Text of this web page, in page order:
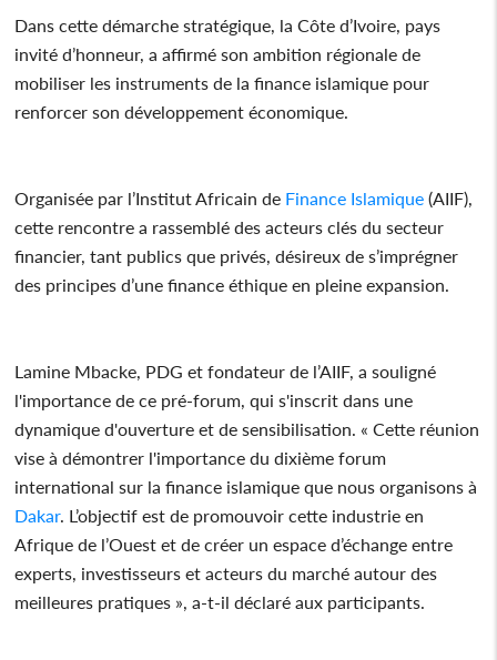
Dans cette démarche stratégique, la Côte d’Ivoire, pays
invité d’honneur, a affirmé son ambition régionale de
mobiliser les instruments de la finance islamique pour
renforcer son développement économique.
Organisée par l’Institut Africain de Finance Islamique (AIIF),
cette rencontre a rassemblé des acteurs clés du secteur
financier, tant publics que privés, désireux de s’imprégner
des principes d’une finance éthique en pleine expansion.
Lamine Mbacke, PDG et fondateur de l’AIIF, a souligné
l'importance de ce pré-forum, qui s'inscrit dans une
dynamique d'ouverture et de sensibilisation. « Cette réunion
vise à démontrer l'importance du dixième forum
international sur la finance islamique que nous organisons à
Dakar. L’objectif est de promouvoir cette industrie en
Afrique de l’Ouest et de créer un espace d’échange entre
experts, investisseurs et acteurs du marché autour des
meilleures pratiques », a-t-il déclaré aux participants.